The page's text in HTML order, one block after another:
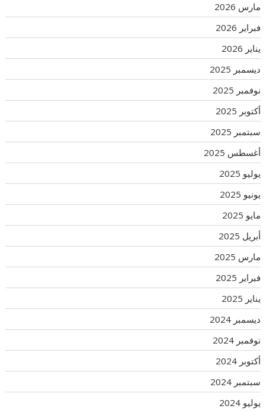
مارس 2026
فبراير 2026
يناير 2026
ديسمبر 2025
نوفمبر 2025
أكتوبر 2025
سبتمبر 2025
أغسطس 2025
يوليو 2025
يونيو 2025
مايو 2025
أبريل 2025
مارس 2025
فبراير 2025
يناير 2025
ديسمبر 2024
نوفمبر 2024
أكتوبر 2024
سبتمبر 2024
يوليو 2024